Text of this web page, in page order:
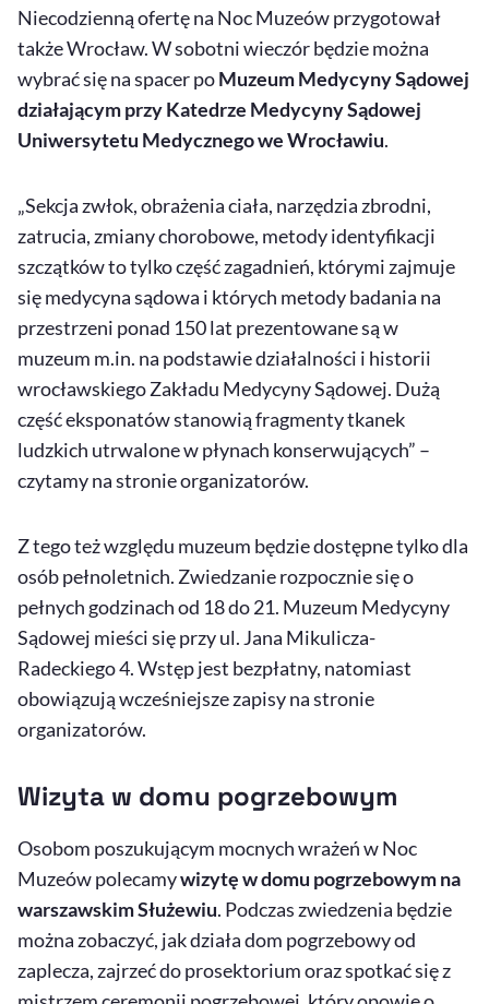
Niecodzienną ofertę na Noc Muzeów przygotował
także Wrocław. W sobotni wieczór będzie można
wybrać się na spacer poMuzeum Medycyny Sądowej
działającym przy Katedrze Medycyny Sądowej
Uniwersytetu Medycznego we Wrocławiu.
„Sekcja zwłok, obrażenia ciała, narzędzia zbrodni,
zatrucia, zmiany chorobowe, metody identyfikacji
szczątków to tylko część zagadnień, którymi zajmuje
się medycyna sądowa i których metody badania na
przestrzeni ponad 150 lat prezentowane są w
muzeum m.in. na podstawie działalności i historii
wrocławskiego Zakładu Medycyny Sądowej. Dużą
część eksponatów stanowią fragmenty tkanek
ludzkich utrwalone w płynach konserwujących” –
czytamy na stronie organizatorów.
Z tego też względu muzeum będzie dostępne tylko dla
osób pełnoletnich. Zwiedzanie rozpocznie się o
pełnych godzinach od 18 do 21. Muzeum Medycyny
Sądowej mieści się przy ul. Jana Mikulicza-
Radeckiego 4. Wstęp jest bezpłatny, natomiast
obowiązują wcześniejsze zapisy na stronie
organizatorów.
Wizyta w domu pogrzebowym
Osobom poszukującym mocnych wrażeń w Noc
Muzeów polecamywizytę w domu pogrzebowym na
warszawskim Służewiu. Podczas zwiedzenia będzie
można zobaczyć, jak działa dom pogrzebowy od
zaplecza, zajrzeć do prosektorium oraz spotkać się z